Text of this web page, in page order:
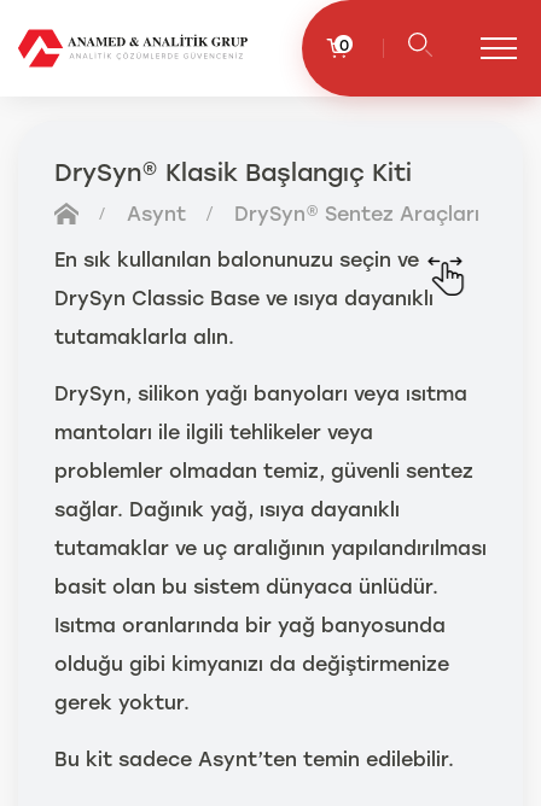
0
DrySyn® Klasik Başlangıç Kiti
Asynt
DrySyn® Sentez Araçları
En sık kullanılan balonunuzu seçin ve
DrySyn Classic Base ve ısıya dayanıklı
tutamaklarla alın.
DrySyn, silikon yağı banyoları veya ısıtma
mantoları ile ilgili tehlikeler veya
problemler olmadan temiz, güvenli sentez
sağlar. Dağınık yağ, ısıya dayanıklı
tutamaklar ve uç aralığının yapılandırılması
basit olan bu sistem dünyaca ünlüdür.
Isıtma oranlarında bir yağ banyosunda
olduğu gibi kimyanızı da değiştirmenize
gerek yoktur.
Bu kit sadece Asynt’ten temin edilebilir.